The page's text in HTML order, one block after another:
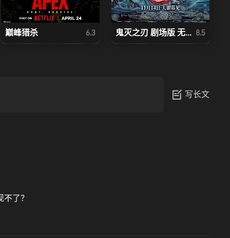
巅峰猎杀 6.3 鬼灭之刃 剧场版 无... 8.5
写长文
了？